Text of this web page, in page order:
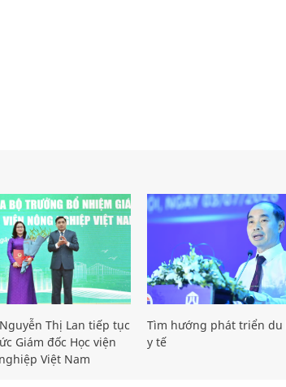
Nguyễn Thị Lan tiếp tục
Giám đốc Học viện
Việt Nam
Tìm hướng phát triển du
y tế